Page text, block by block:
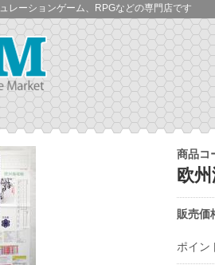
レーションゲーム、RPGなどの専門店です
商品コ
欧
販売価
ポイン